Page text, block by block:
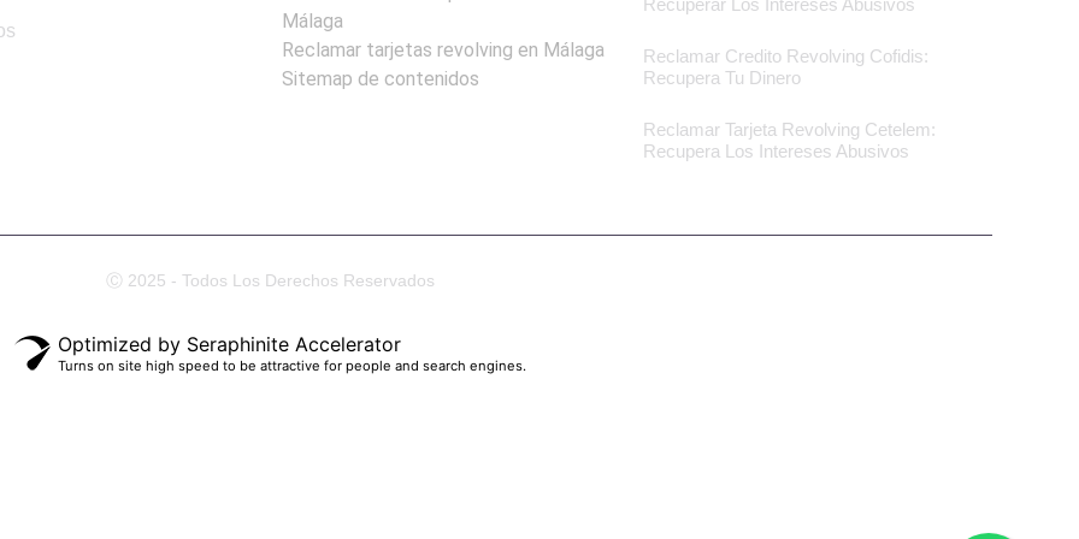
Málaga
Reclamar tarjetas revolving en Málaga
Sitemap de contenidos
Recuperar Los Intereses Abusivos
Reclamar Credito Revolving Cofidis:
Recupera Tu Dinero
Reclamar Tarjeta Revolving Cetelem:
Recupera Los Intereses Abusivos
Ⓒ 2025 - Todos Los Derechos Reservados
Optimized by Seraphinite Accelerator
Turns on site high speed to be attractive for people and search engines.